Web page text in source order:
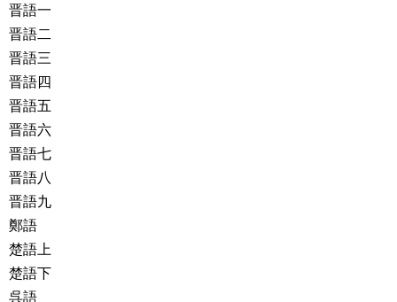
晋語一
晋語二
晋語三
晋語四
晋語五
晋語六
晋語七
晋語八
晋語九
鄭語
楚語上
楚語下
呉語